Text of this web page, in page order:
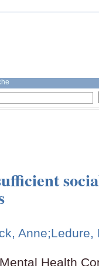
Anne;Ledure,
Health